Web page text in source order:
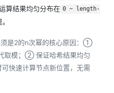
算结果均匀分布在 0 ~ length-
是2的n次幂的核心原因：①
取模；② 保证哈希结果均匀
快速计算节点新位置，无需